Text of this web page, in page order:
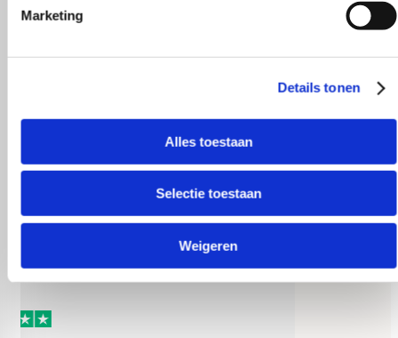
Marketing
Details tonen
Alles toestaan
Selectie toestaan
Weigeren